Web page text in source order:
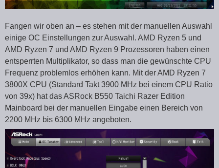
Fangen wir oben an – es stehen mit der manuellen Auswahl
einige OC Einstellungen zur Auswahl. AMD Ryzen 5 und
AMD Ryzen 7 und AMD Ryzen 9 Prozessoren haben einen
entsperrten Multiplikator, so dass man die gewünschte CPU
Frequenz problemlos erhöhen kann. Mit der AMD Ryzen 7
3800X CPU (Standard Takt 3900 MHz bei einem CPU Ratio
von 39x) hat das ASRock B550 Taichi Razer Edition
Mainboard bei der manuellen Eingabe einen Bereich von
2200 MHz bis 6300 MHz angeboten.